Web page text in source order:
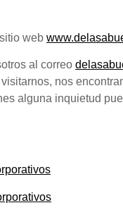
web
al correo
nos
alguna inquietud